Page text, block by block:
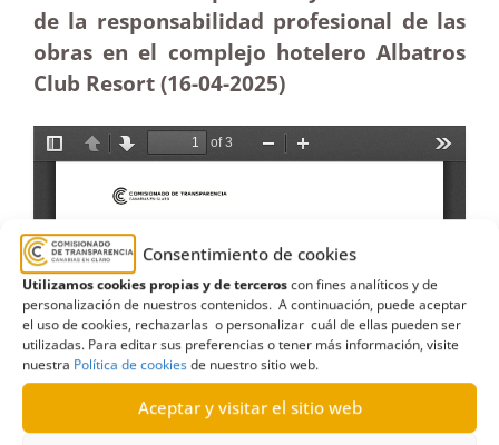
Consentimiento de cookies
Utilizamos cookies propias y de terceroscon fines analíticos y de
personalización de nuestros contenidos. A continuación, puede aceptar
el uso de cookies, rechazarlas o personalizar cuál de ellas pueden ser
utilizadas. Para editar sus preferencias o tener más información, visite
nuestra Política de cookiesde nuestro sitio web.
Aceptar y visitar el sitio web
de la responsabilidad profesional de las
obras en el complejo hotelero Albatros
Club Resort (16-04-2025)